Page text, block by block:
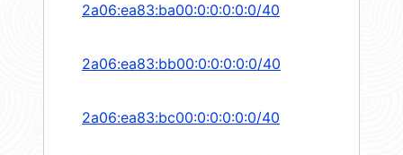
2a06:ea83:ba00:0:0:0:0:0/40
2a06:ea83:bb00:0:0:0:0:0/40
2a06:ea83:bc00:0:0:0:0:0/40